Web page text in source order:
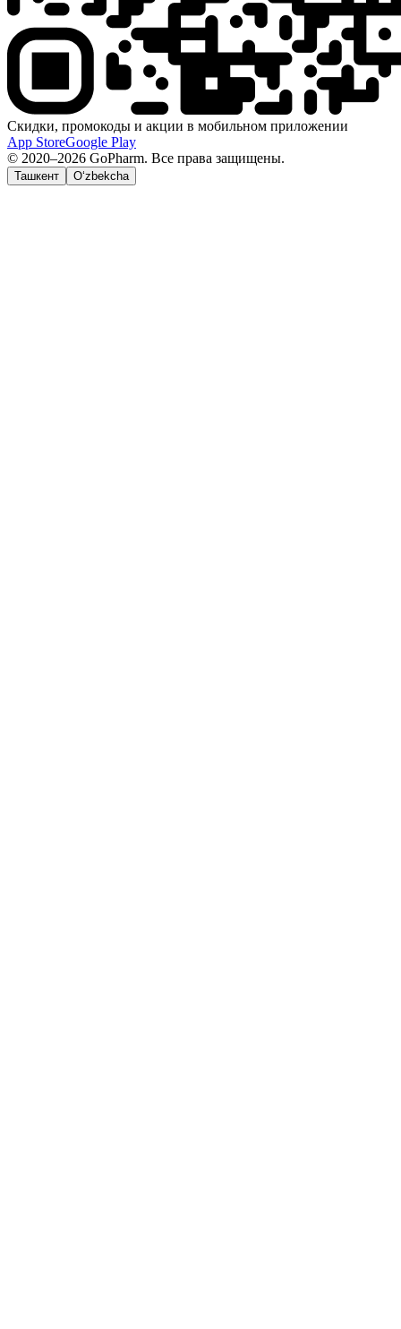
Скидки, промокоды и акции в мобильном приложении
App StoreGoogle Play
© 2020–2026 GoPharm. Все права защищены.
Ташкент O‘zbekcha